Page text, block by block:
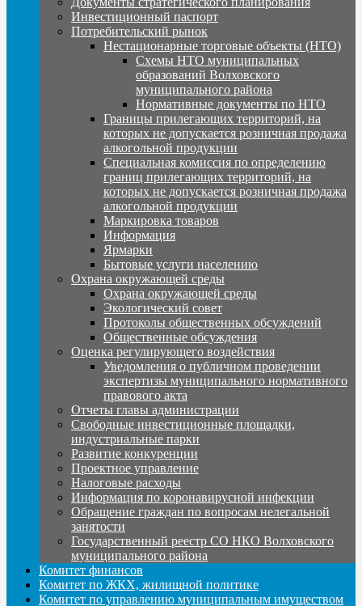
Инвестиционный паспорт
Потребительский рынок
Нестационарные торговые объекты (НТО)
Схемы НТО муниципальных
образований Волховского
муниципального района
Нормативные документы по НТО
Границы прилегающих территорий, на
которых не допускается розничная продажа
алкогольной продукции
Специальная комиссия по определению
границ прилегающих территорий, на
которых не допускается розничная продажа
алкогольной продукции
Маркировка товаров
Информация
Ярмарки
Бытовые услуги населению
Охрана окружающей среды
Охрана окружающей среды
Экологический совет
Протоколы общественных обсуждений
Общественные обсуждения
Оценка регулирующего воздействия
Уведомления о публичном проведении
экспертизы муниципального нормативного
правового акта
Отчеты главы администрации
Свободные инвестиционные площадки,
индустриальные парки
Развитие конкуренции
Проектное управление
Налоговые расходы
Информация по коронавирусной инфекции
Обращение граждан по вопросам нелегальной
занятости
Государственный реестр СО НКО Волховского
муниципального района
Комитет финансов
Комитет по ЖКХ, жилищной политике
Комитет по управлению муниципальным имуществом